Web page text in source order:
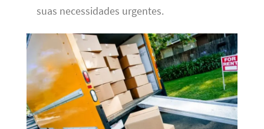
suas necessidades urgentes.